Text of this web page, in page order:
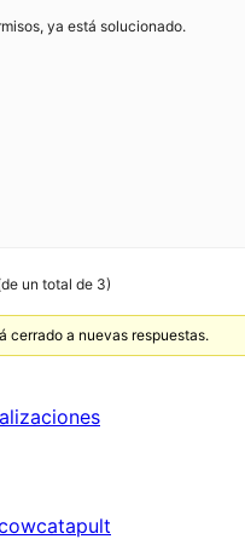
ya está solucionado.
un total de 3)
cerrado a nuevas respuestas.